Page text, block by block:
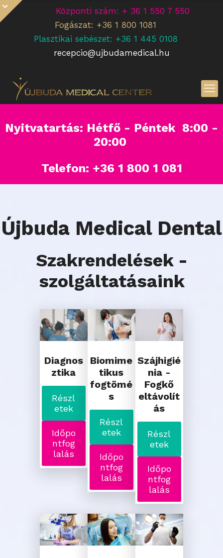
Központi szám: + 36 1 550 7 550
Fogászat: +36 1 800 1081
Plasztikai sebészet: +36 1 445 0108
recepcio@ujbudamedical.hu
Nyitvatartás: Hétfő - Péntek 8:00 -
20:00
Telefon: +36 1 800 1 081
Újbuda Medical Dental
Szakrendelések -
szolgáltatásaink
Diagnos
ztika
Részl
etek
Időpo
ntfog
lalás
Biomime
tikus
fogtömé
s
Részl
etek
Időpo
ntfog
lalás
Szájhigié
nia -
Fogkő
eltávolít
ás
Részl
etek
Időpo
ntfog
lalás